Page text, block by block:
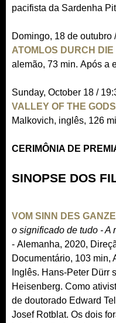
pacifista da Sardenha
Domingo, 18 de outubro
ATOMLOS DURCH
alemão, 73 min. Após a
Sunday, October 18 /
VALLEY OF THE
Malkovich, inglês, 126
CERIMÔNIA DE
SINOPSE DOS
VOM SINN DES
o significado de tudo - A
- Alemanha, 2020,
Documentário, 103 min,
Inglês. Hans-Peter Dürr
Heisenberg. Como
de doutorado Edward
Josef Rotblat. Os dois